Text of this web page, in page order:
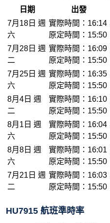
日期 出發
7月18日 週
六
實際時間：16:14
原定時間：15:50
7月28日 週
二
實際時間：16:09
原定時間：15:50
7月25日 週
六
實際時間：16:35
原定時間：15:50
8月4日 週
二
實際時間：16:10
原定時間：15:50
8月1日 週
六
實際時間：16:04
原定時間：15:50
8月8日 週
六
實際時間：16:01
原定時間：15:50
7月21日 週
二
實際時間：16:03
原定時間：15:50
HU7915 航班準時率